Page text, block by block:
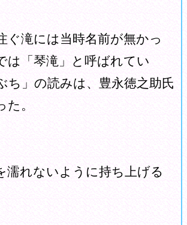
滝には当時名前が無かっ
は「琴滝」と呼ばれてい
ち」の読みは、豊永徳之助氏
。
れないように持ち上げる